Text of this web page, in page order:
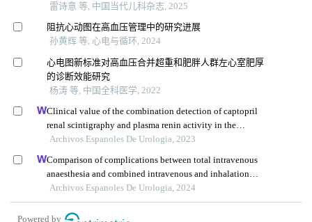
雷诗意 等, 中国当代儿科杂志, 2025
阻抗心动图在高血压管理中的研究进展
孙黄辉 等, 心电与循环, 2024
心电图新标准对高血压合并超重和肥胖人群左心室肥厚
的诊断效能研究
杨涛 等, 中国全科医学, 2022
Clinical value of the combination detection of captopril
renal scintigraphy and plasma renin activity in the
diagnosis of renal hypertension
Archivos Espanoles De Urologia, 2023
Comparison of complications between total intravenous
anaesthesia and combined intravenous and inhalation
anaesthesia after renal biopsy in children
Archivos Espanoles De Urologia, 2024
Powered by